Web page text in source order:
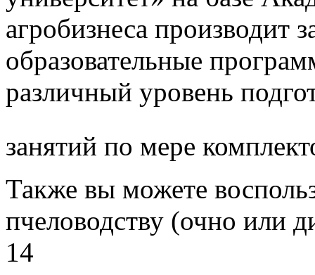
агробизнеса производит
образовательные
различный уровень
занятий по мере
Также вы можете
пчеловодству (очно или
14